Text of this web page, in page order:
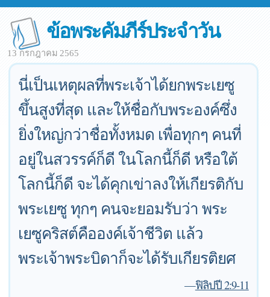
ข้อพระคัมภีร์ประจำวัน
13 กรกฎาคม 2565
นี่เป็นเหตุผลที่พระเจ้าได้ยกพระเยซู
ขึ้นสูงที่สุด และให้ชื่อกับพระองค์ซึ่ง
ยิ่งใหญ่กว่าชื่อทั้งหมด เพื่อทุกๆ คนที่
อยู่ในสวรรค์ก็ดี ในโลกนี้ก็ดี หรือใต้
โลกนี้ก็ดี จะได้คุกเข่าลงให้เกียรติกับ
พระเยซู ทุกๆ คนจะยอมรับว่า พระ
เยซูคริสต์คือองค์เจ้าชีวิต แล้ว
พระเจ้าพระบิดาก็จะได้รับเกียรติยศ
—ฟิลิปปี 2:9-11